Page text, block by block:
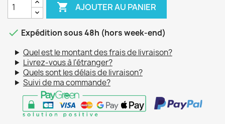
 AJOUTER AU PANIER
 Expédition sous 48h (hors week-end)
Quel est le montant des frais de livraison?
Livrez-vous à l'étranger?
Quels sont les délais de livraison?
Suivi de ma commande?